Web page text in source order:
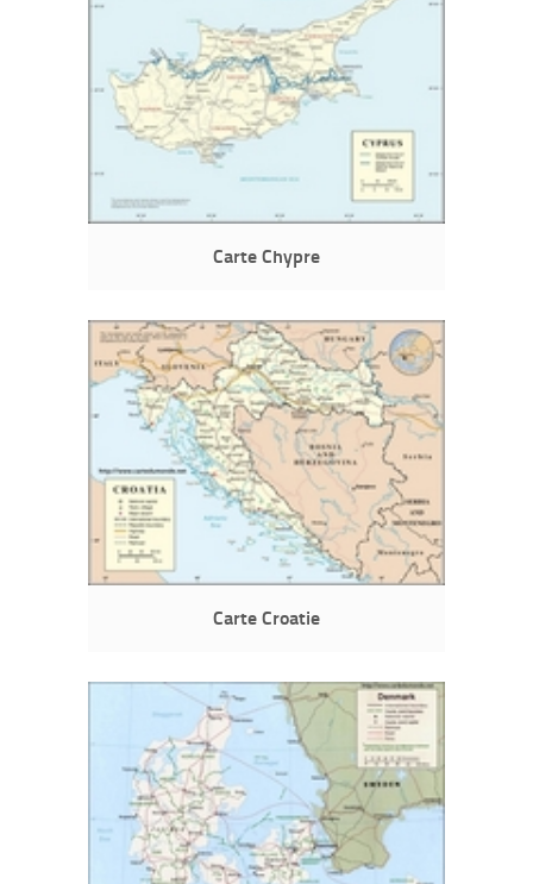
Carte Chypre
Carte Croatie